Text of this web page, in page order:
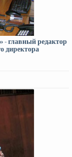
- главный редактор
директора